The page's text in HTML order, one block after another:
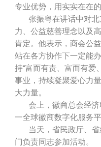
专业优势，用实实在在
张振粤在讲话中对北
力、公益慈善理念以及
肯定。他表示，商会公
站在各方协作下一定能
持“富而有责、富而有爱
事业，持续凝聚爱心力
大力量。
会上，徽商总会经济
一全球徽商数字化服务
当天，省民政厅、省
门负责同志参加活动。